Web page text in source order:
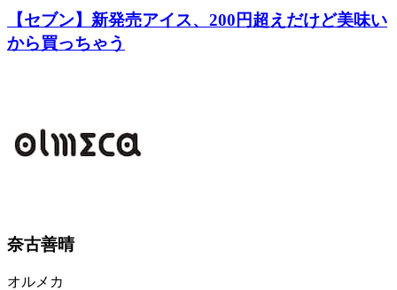
【セブン】新発売アイス、200円超えだけど美味い
から買っちゃう
奈古善晴
オルメカ